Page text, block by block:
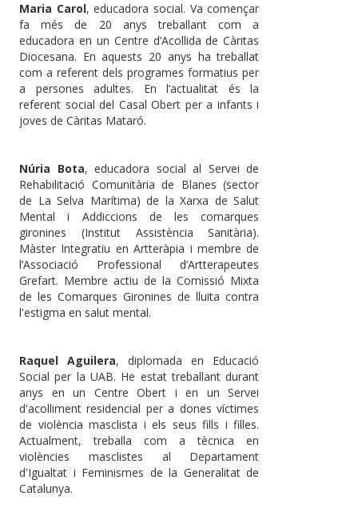
Maria Carol, educadora social. Va començar
fa més de 20 anys treballant com a
educadora en un Centre d’Acollida de Càritas
Diocesana. En aquests 20 anys ha treballat
com a referent dels programes formatius per
a persones adultes. En l’actualitat és la
referent social del Casal Obert per a infants i
joves de Càritas Mataró.
Núria Bota, educadora social al Servei de
Rehabilitació Comunitària de Blanes (sector
de La Selva Marítima) de la Xarxa de Salut
Mental i Addiccions de les comarques
gironines (Institut Assistència Sanitària).
Màster Integratiu en Artteràpia i membre de
l’Associació Professional d’Artterapeutes
Grefart. Membre actiu de la Comissió Mixta
de les Comarques Gironines de lluita contra
l'estigma en salut mental.
Raquel Aguilera, diplomada en Educació
Social per la UAB. He estat treballant durant
anys en un Centre Obert i en un Servei
d'acolliment residencial per a dones víctimes
de violència masclista i els seus fills i filles.
Actualment, treballa com a tècnica en
violències masclistes al Departament
d'Igualtat i Feminismes de la Generalitat de
Catalunya.